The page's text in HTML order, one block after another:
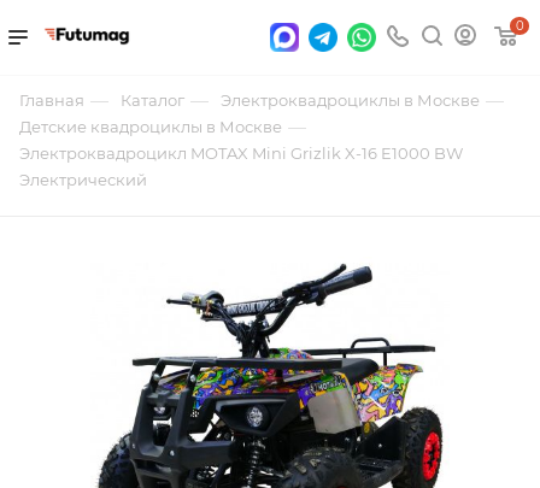
0
Главная — Каталог — Электроквадроциклы в Москве —
Детские квадроциклы в Москве —
Электроквадроцикл MOTAX Mini Grizlik X-16 E1000 BW
Электрический